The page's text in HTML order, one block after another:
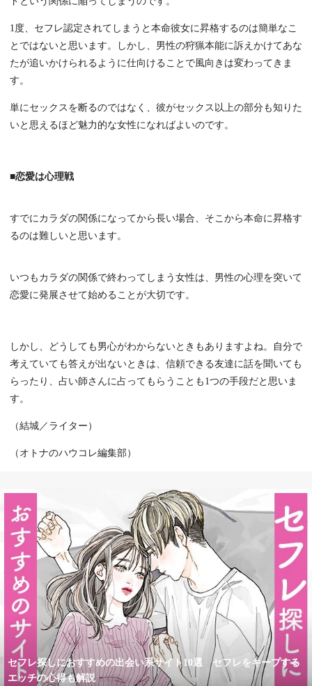
1度、セフレ認定されてしまうと本命彼女に昇格するのは簡単なこ
とではないと思います。しかし、男性の狩猟本能に訴えかけてあな
たが追いかけられるように仕向けることで風向きは変わってきま
す。
単にセックスを断るのではなく、彼がセックス以上の部分も知りた
いと思えるほど魅力的な女性になればよいのです。
■恋愛は心理戦
すでにカラダの関係になってから長い場合、そこから本命に昇格す
るのは難しいと思います。
いつもカラダの関係で終わってしまう女性は、男性の心理を突いて
恋愛に発展させて始めることが大切です。
しかし、どうしても男心がわからないときもありますよね。自分で
考えていても答えが出ないときは、信頼できる友達に話を聞いても
らったり、占い師さんに占ってもらうことも1つの手段だと思いま
す。
（結城／ライター）
（オトナのハウコレ編集部）
セフレ探しにおすすめの出会い系サイト10選 セフレをキープする
エッチの心得も解説